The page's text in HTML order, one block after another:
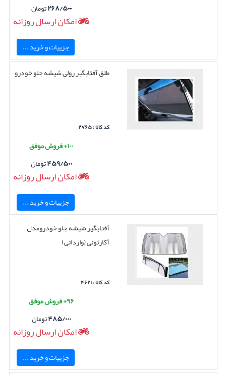
۲۶۸/۵۰۰تومان
امکان ارسال روزانه
جزییات و خرید ...
طلق آفتابگیر رولی شیشه جلو خودرو
کد کالا : ۲۷۶۵
۱۰۰+ فروش موفق
۴۵۹/۵۰۰تومان
امکان ارسال روزانه
جزییات و خرید ...
آفتابگیر شیشه جلو خودرومدل
آکارئونی (وارداتی)
کد کالا : ۴۶۲۱
۹۶+ فروش موفق
۴۸۵/۰۰۰تومان
امکان ارسال روزانه
جزییات و خرید ...